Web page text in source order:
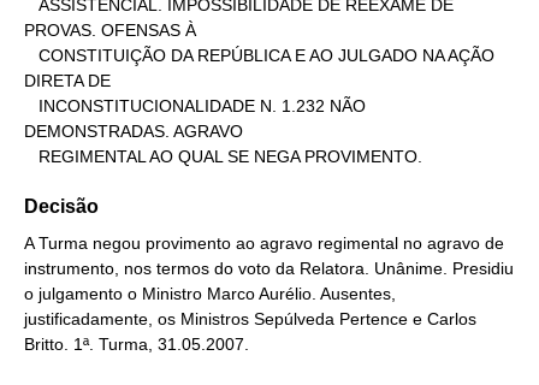
PROVAS. OFENSAS À
DIRETA DE
DEMONSTRADAS. AGRAVO
   REGIMENTAL AO QUAL SE NEGA PROVIMENTO.
Decisão
A Turma negou provimento ao agravo regimental no agravo de
instrumento, nos termos do voto da Relatora. Unânime. Presidiu
o julgamento o Ministro Marco Aurélio. Ausentes,
justificadamente, os Ministros Sepúlveda Pertence e Carlos
Britto. 1ª. Turma, 31.05.2007.